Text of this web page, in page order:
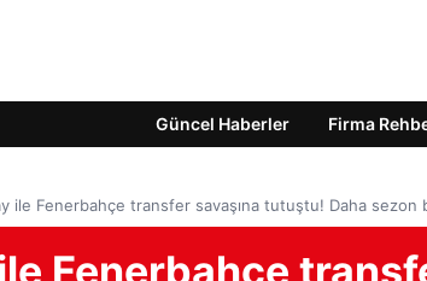
Güncel Haberler Firma
ile Fenerbahçe transfer savaşına tutuştu! Daha sezon
Fenerbahçe